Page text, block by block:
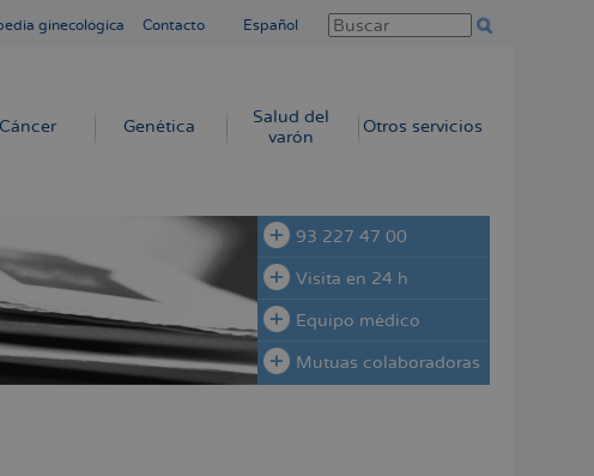
ginecológica Contacto Español
Cáncer Genética
Salud del
varón
Otros servicios
93 227 47 00
Visita en 24 h
Equipo médico
Mutuas colaboradoras